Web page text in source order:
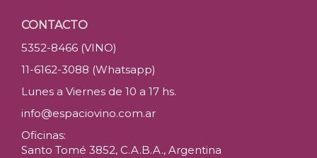
CONTACTO
5352-8466 (VINO)
11-6162-3088 (Whatsapp)
Lunes a Viernes de 10 a 17 hs.
info@espaciovino.com.ar
Oficinas:
Santo Tomé 3852, C.A.B.A., Argentina